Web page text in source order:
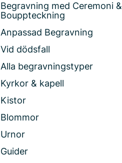
Begravning med Ceremoni &
Bouppteckning
Anpassad Begravning
Vid dödsfall
Alla begravningstyper
Kyrkor & kapell
Kistor
Blommor
Urnor
Guider